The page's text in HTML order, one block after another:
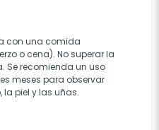
con una comida
o cena). No superar la
Se recomienda un uso
meses para observar
la piel y las uñas.